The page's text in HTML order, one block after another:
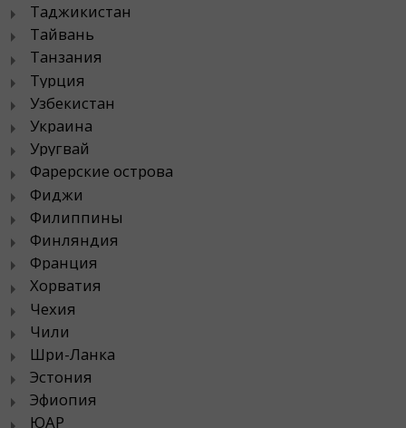
Таджикистан
Тайвань
Танзания
Турция
Узбекистан
Украина
Уругвай
Фарерские острова
Фиджи
Филиппины
Финляндия
Франция
Хорватия
Чехия
Чили
Шри-Ланка
Эстония
Эфиопия
ЮАР